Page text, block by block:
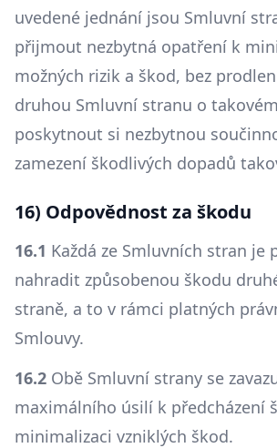
uvedené jednání jsou Smluvní
přijmout nezbytná opatření k
možných rizik a škod, bez
druhou Smluvní stranu o
poskytnout si nezbytnou
zamezení škodlivých dopadů
16) Odpovědnost za škodu
16.1 Každá ze Smluvních stran je
nahradit způsobenou škodu
straně, a to v rámci platných
Smlouvy.
16.2 Obě Smluvní strany se
maximálního úsilí k předcházení
minimalizaci vzniklých škod.